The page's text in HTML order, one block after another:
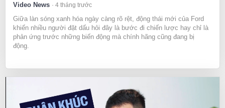
Video News 4 tháng trước
Giữa làn sóng xanh hóa ngày càng rõ rệt, động thái mới của Ford
khiến nhiều người đặt dấu hỏi đây là bước đi chiến lược hay chỉ là
phản ứng trước những biến động mà chính hãng cũng đang bị
động.